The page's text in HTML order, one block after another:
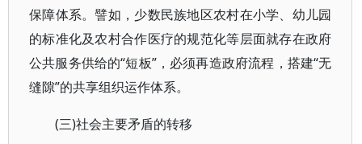
保障体系。譬如，少数民族地区农村在小学、幼儿园
的标准化及农村合作医疗的规范化等层面就存在政府
公共服务供给的“短板”，必须再造政府流程，搭建“无
缝隙”的共享组织运作体系。
(三)社会主要矛盾的转移